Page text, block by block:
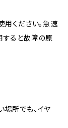
ください。急速
すると故障の原
所でも、イヤ